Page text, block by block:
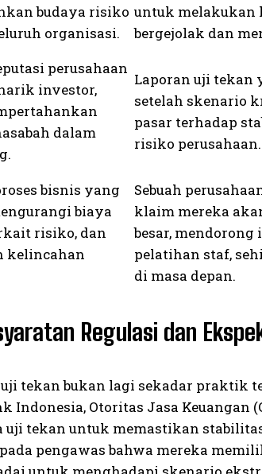
budaya risiko
organisasi.
untuk melakukan
bergejolak dan
perusahaan
investor,
dalam
Laporan uji tekan
setelah skenario
pasar terhadap
risiko perusahaan.
bisnis yang
biaya
risiko, dan
kelincahan
Sebuah
klaim mereka
besar,
pelatihan staf,
di masa depan.
Regulasi dan
tekan bukan lagi sekadar praktik
Indonesia, Otoritas Jasa Keuangan
tekan untuk memastikan
pengawas bahwa mereka